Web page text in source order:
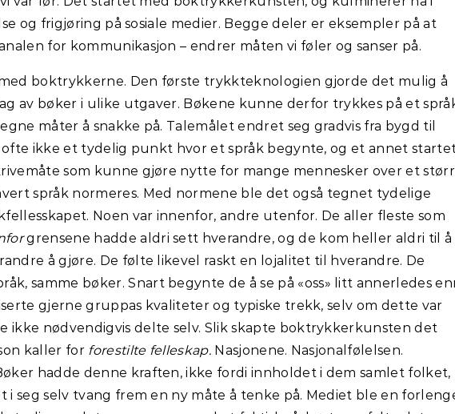
og frigjøring på sosiale medier. Begge deler er eksempler på at
for kommunikasjon – endrer måten vi føler og sanser på.
med boktrykkerne. Den første trykkteknologien gjorde det mulig å
av bøker i ulike utgaver. Bøkene kunne derfor trykkes på et
måter å snakke på. Talemålet endret seg gradvis fra bygd til
ikke et tydelig punkt hvor et språk begynte, og et annet
som kunne gjøre nytte for mange mennesker over et
språk normeres. Med normene ble det også tegnet tydelige
Noen var innenfor, andre utenfor. De aller fleste som
grensene hadde aldri sett hverandre, og de kom heller aldri til å
å gjøre. De følte likevel raskt en lojalitet til hverandre. De
samme bøker. Snart begynte de å se på «oss» litt annerledes
gjerne gruppas kvaliteter og typiske trekk, selv om dette var
ikke nødvendigvis delte selv. Slik skapte boktrykkerkunsten det
kaller for forestilte felleskap. Nasjonene. Nasjonalfølelsen.
hadde denne kraften, ikke fordi innholdet i dem samlet folket,
i seg selv tvang frem en ny måte å tenke på. Mediet ble en